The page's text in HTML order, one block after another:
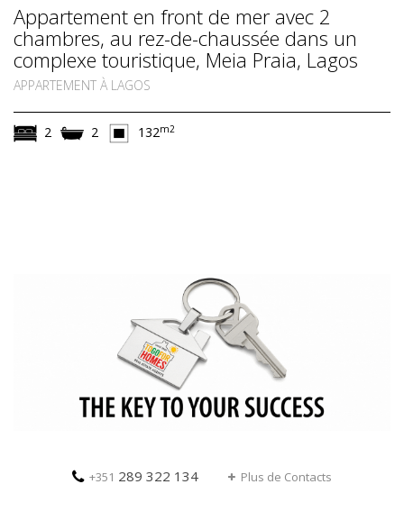
Appartement en front de mer avec 2
chambres, au rez-de-chaussée dans un
complexe touristique, Meia Praia, Lagos
APPARTEMENT À LAGOS
2 2 132m2
+351 289 322 134 Plus de Contacts